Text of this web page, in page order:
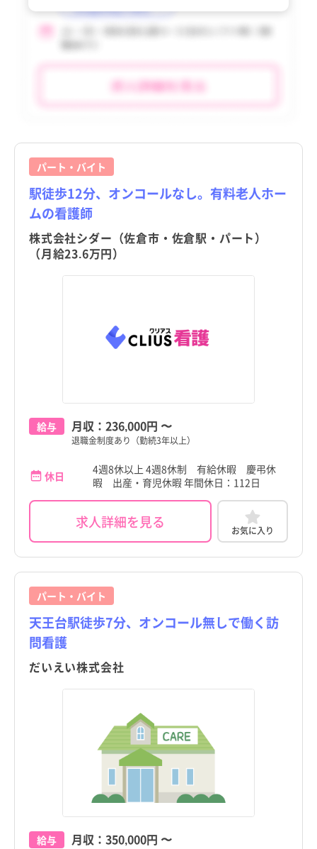
パート・バイト
駅徒歩12分、オンコールなし。有料老人ホー
ムの看護師
株式会社シダー（佐倉市・佐倉駅・パート）
（月給23.6万円）
給与 月収： 236,000円 〜
退職金制度あり（勤続3年以上）
休日
4週8休以上 4週8休制 有給休暇 慶弔休
暇 出産・育児休暇 年間休日：112日
求人詳細を見る お気に入り
パート・バイト
天王台駅徒歩7分、オンコール無しで働く訪
問看護
だいえい株式会社
給与 月収： 350,000円 〜